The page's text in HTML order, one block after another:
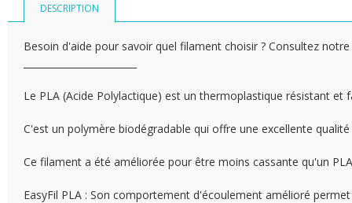
DESCRIPTION
Besoin d'aide pour savoir quel filament choisir ? Consultez
Le PLA (Acide Polylactique) est un thermoplastique résistant
C'est un polymère biodégradable qui offre une excellente
Ce filament a été améliorée pour être moins cassante qu'un
EasyFil PLA : Son comportement d'écoulement amélioré